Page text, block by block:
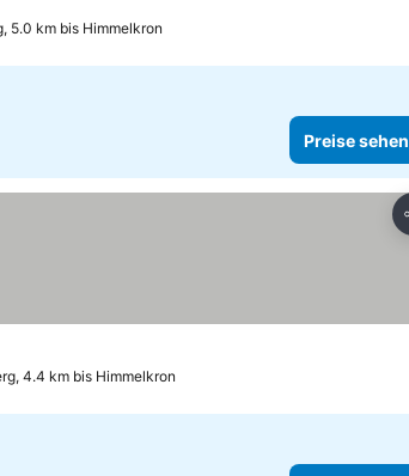
5.0 km bis Himmelkron
Preise sehen
4.4 km bis Himmelkron